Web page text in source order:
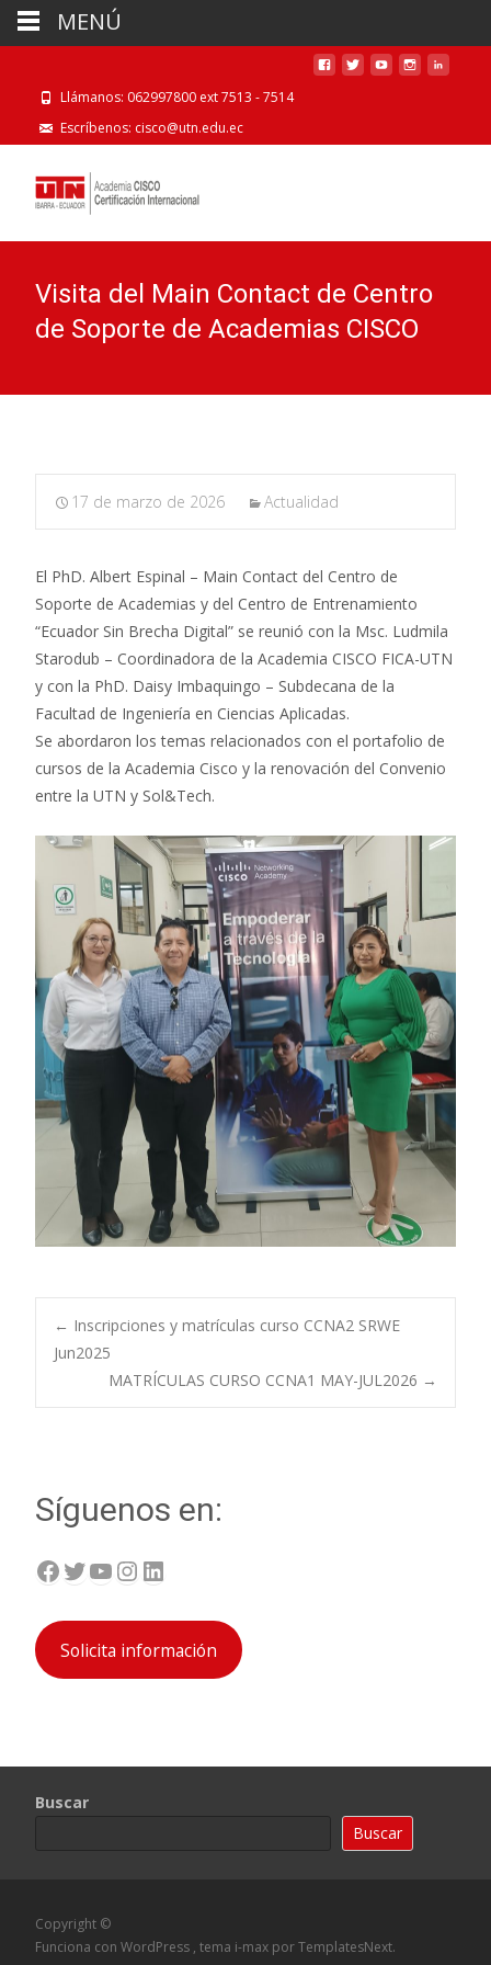
Llámanos: 062997800 ext 7513 - 7514
Escríbenos: cisco@utn.edu.ec
Visita del Main Contact de Centro
de Soporte de Academias CISCO
17 de marzo de 2026 Actualidad
El PhD. Albert Espinal – Main Contact del Centro de
Soporte de Academias y del Centro de Entrenamiento
“Ecuador Sin Brecha Digital” se reunió con la Msc. Ludmila
Starodub – Coordinadora de la Academia CISCO FICA-UTN
y con la PhD. Daisy Imbaquingo – Subdecana de la
Facultad de Ingeniería en Ciencias Aplicadas.
Se abordaron los temas relacionados con el portafolio de
cursos de la Academia Cisco y la renovación del Convenio
entre la UTN y Sol&Tech.
Navegación
de
entradas
← Inscripciones y matrículas curso CCNA2 SRWE
Jun2025
MATRÍCULAS CURSO CCNA1 MAY-JUL2026 →
Síguenos en:
Facebook Twitter YouTube InstagramLinkedIn
Solicita información
Buscar
Buscar
Copyright ©
Funciona con WordPress , tema i-max por TemplatesNext.
MENÚ